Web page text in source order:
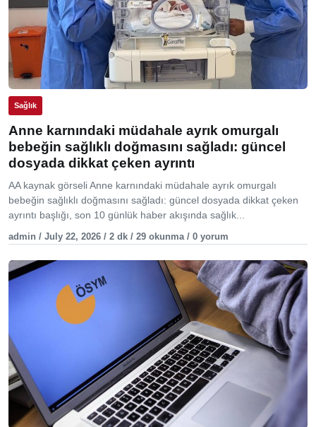
Sağlık
Anne karnındaki müdahale ayrık omurgalı
bebeğin sağlıklı doğmasını sağladı: güncel
dosyada dikkat çeken ayrıntı
AA kaynak görseli Anne karnındaki müdahale ayrık omurgalı
bebeğin sağlıklı doğmasını sağladı: güncel dosyada dikkat çeken
ayrıntı başlığı, son 10 günlük haber akışında sağlık...
admin / July 22, 2026 / 2 dk / 29 okunma / 0 yorum